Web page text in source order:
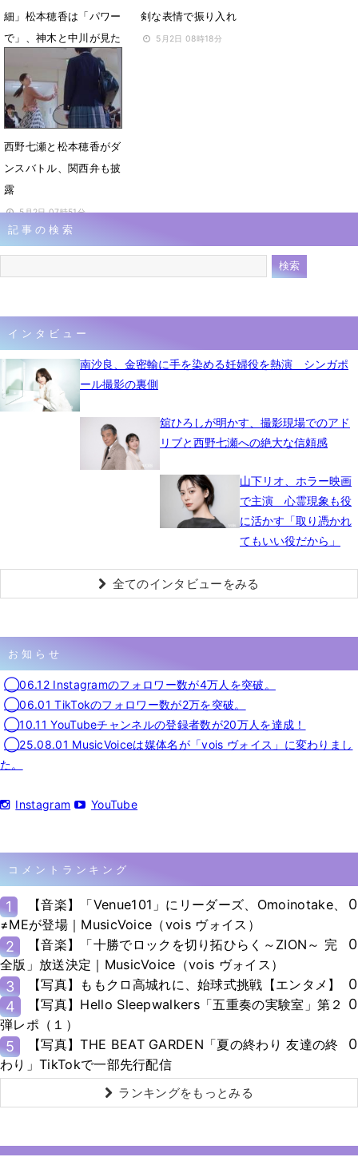
細」松本穂香は「パワー
で」、神木と中川が見た
ダンスの印象
5月5日 10時00分
剣な表情で振り入れ
5月2日 08時18分
西野七瀬と松本穂香がダ
ンスバトル、関西弁も披
露
5月2日 07時51分
記事の検索
インタビュー
南沙良、金密輸に手を染める妊婦役を熱演 シンガポ
ール撮影の裏側
舘ひろしが明かす、撮影現場でのアド
リブと西野七瀬への絶大な信頼感
山下リオ、ホラー映画
で主演 心霊現象も役
に活かす「取り憑かれ
てもいい役だから」
全てのインタビューをみる
お知らせ
◯06.12 Instagramのフォロワー数が4万人を突破。
◯06.01 TikTokのフォロワー数が2万を突破。
◯10.11 YouTubeチャンネルの登録者数が20万人を達成！
◯25.08.01 MusicVoiceは媒体名が「vois ヴォイス」に変わりまし
た。
Instagram YouTube
コメントランキング
1
【音楽】「Venue101」にリーダーズ、Omoinotake、
≠MEが登場｜MusicVoice（vois ヴォイス）
0
2
【音楽】「十勝でロックを切り拓ひらく～ZION～ 完
全版」放送決定｜MusicVoice（vois ヴォイス）
0
3 【写真】ももクロ高城れに、始球式挑戦【エンタメ】
0
4
【写真】Hello Sleepwalkers「五重奏の実験室」第２
弾レポ（１）
0
5
【写真】THE BEAT GARDEN「夏の終わり 友達の終
わり」TikTokで一部先行配信
0
ランキングをもっとみる